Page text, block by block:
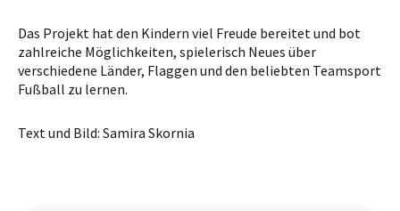
Das Projekt hat den Kindern viel Freude bereitet und bot
zahlreiche Möglichkeiten, spielerisch Neues über
verschiedene Länder, Flaggen und den beliebten Teamsport
Fußball zu lernen.
Text und Bild: Samira Skornia